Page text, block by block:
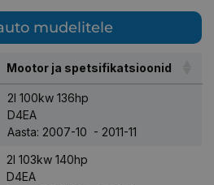
mudelitele
Mootor ja spetsifikatsioonid
2l 100kw 136hp
D4EA
Aasta: 2007-10 - 2011-11
2l 103kw 140hp
D4EA